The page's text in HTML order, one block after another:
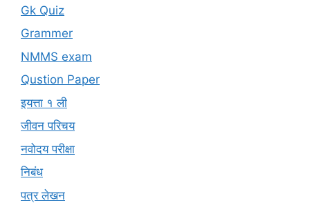
Gk Quiz
Grammer
NMMS exam
Qustion Paper
इयत्ता १ ली
जीवन परिचय
नवोदय परीक्षा
निबंध
पत्र लेखन